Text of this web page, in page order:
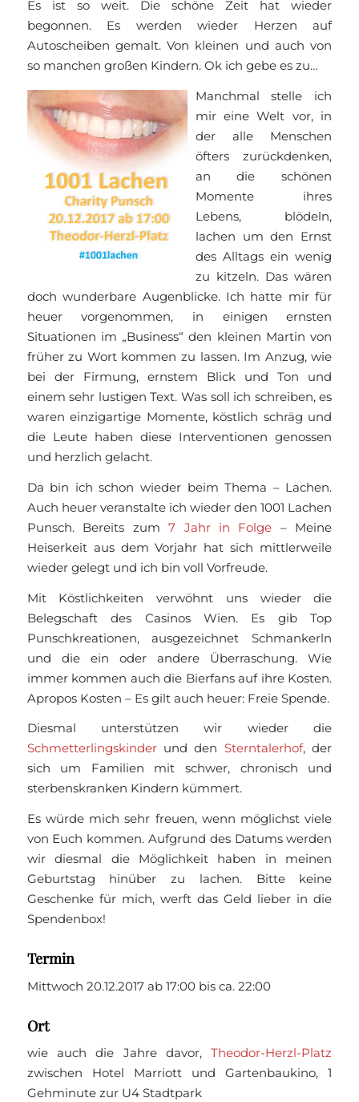
Es ist so weit. Die schöne Zeit hat wieder
begonnen. Es werden wieder Herzen auf
Autoscheiben gemalt. Von kleinen und auch von
so manchen großen Kindern. Ok ich gebe es zu…
Manchmal stelle ich
mir eine Welt vor, in
der alle Menschen
öfters zurückdenken,
an die schönen
Momente ihres
Lebens, blödeln,
lachen um den Ernst
des Alltags ein wenig
zu kitzeln. Das wären
doch wunderbare Augenblicke. Ich hatte mir für
heuer vorgenommen, in einigen ernsten
Situationen im „Business“ den kleinen Martin von
früher zu Wort kommen zu lassen. Im Anzug, wie
bei der Firmung, ernstem Blick und Ton und
einem sehr lustigen Text. Was soll ich schreiben, es
waren einzigartige Momente, köstlich schräg und
die Leute haben diese Interventionen genossen
und herzlich gelacht.
Da bin ich schon wieder beim Thema – Lachen.
Auch heuer veranstalte ich wieder den 1001 Lachen
Punsch. Bereits zum7 Jahr in Folge – Meine
Heiserkeit aus dem Vorjahr hat sich mittlerweile
wieder gelegt und ich bin voll Vorfreude.
Mit Köstlichkeiten verwöhnt uns wieder die
Belegschaft des Casinos Wien. Es gib Top
Punschkreationen, ausgezeichnet Schmankerln
und die ein oder andere Überraschung. Wie
immer kommen auch die Bierfans auf ihre Kosten.
Apropos Kosten – Es gilt auch heuer: Freie Spende.
Diesmal unterstützen wir wieder die
Schmetterlingskinderund den Sterntalerhof, der
sich um Familien mit schwer, chronisch und
sterbenskranken Kindern kümmert.
Es würde mich sehr freuen, wenn möglichst viele
von Euch kommen. Aufgrund des Datums werden
wir diesmal die Möglichkeit haben in meinen
Geburtstag hinüber zu lachen. Bitte keine
Geschenke für mich, werft das Geld lieber in die
Spendenbox!
Termin
Mittwoch 20.12.2017 ab 17:00 bis ca. 22:00
Ort
wie auch die Jahre davor,Theodor-Herzl-Platz
zwischen Hotel Marriott und Gartenbaukino, 1
Gehminute zur U4 Stadtpark